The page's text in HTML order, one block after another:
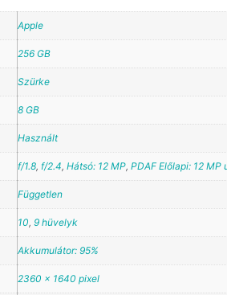
Apple
256 GB
Szürke
8 GB
Használt
f/1.8, f/2.4, Hátsó: 12 MP, PDAF Előlapi: 12 MP
Független
10, 9 hüvelyk
Akkumulátor: 95%
2360 x 1640 pixel